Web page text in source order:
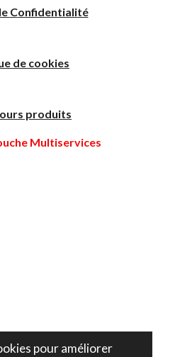
pour améliorer
Confidentialité
de cookies
produits
Multiservices